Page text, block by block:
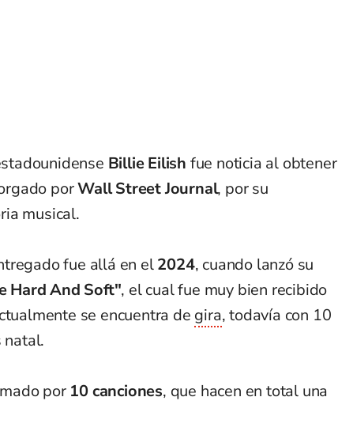
Billie Eilish fue noticia al obtener
porWall Street Journal, por su
musical.
fue allá en el2024, cuando lanzó su
Hard And Soft", el cual fue muy bien recibido
se encuentra de gira, todavía con 10
natal.
por 10 canciones, que hacen en total una